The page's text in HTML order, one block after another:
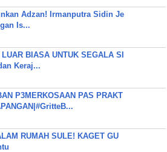
Adzan! Irmanputra Sidin Je
Is...
BIASA UNTUK SEGALA SI
Keraj...
P3MERKOSAAN PAS PRAKT
RUMAH SULE! KAGET GU